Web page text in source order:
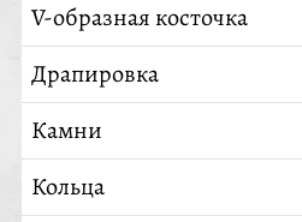
V-образная косточка
Драпировка
Камни
Кольца